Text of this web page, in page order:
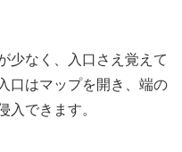
少なく、入口さえ覚えて
口はマップを開き、端の
入できます。